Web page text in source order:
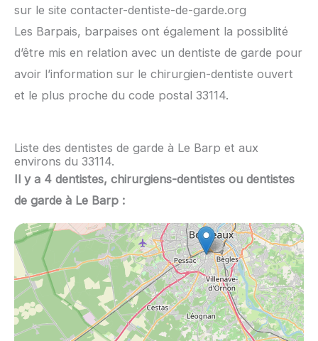
sur le site contacter-dentiste-de-garde.org
Les Barpais, barpaises ont également la possiblité
d’être mis en relation avec un dentiste de garde pour
avoir l’information sur le chirurgien-dentiste ouvert
et le plus proche du code postal 33114.
Liste des dentistes de garde à Le Barp et aux
environs du 33114.
Il y a 4 dentistes, chirurgiens-dentistes ou dentistes
de garde à Le Barp :